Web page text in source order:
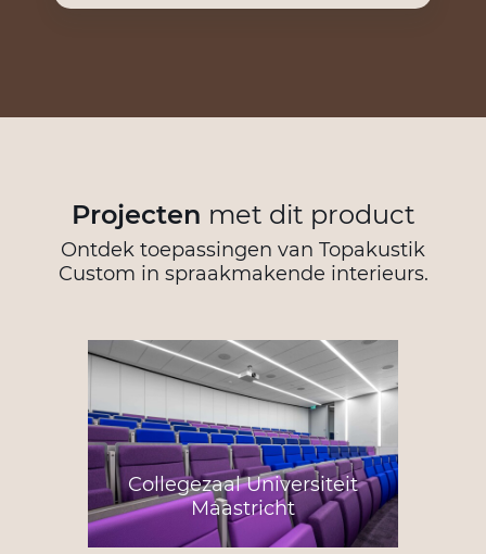
Projecten met dit product
Ontdek toepassingen van Topakustik
Custom in spraakmakende interieurs.
Collegezaal Universiteit
Maastricht